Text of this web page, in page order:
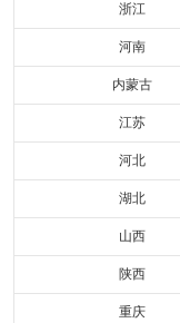
浙江
河南
内蒙古
江苏
河北
湖北
山西
陕西
重庆